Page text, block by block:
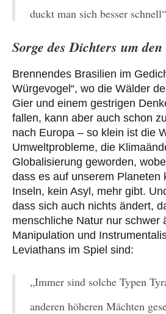
duckt man sich besser schnell“
Sorge des Dichters um
Brennendes Brasilien im
Würgevogel“, wo die Wälder
Gier und einem gestrigen
fallen, kann aber auch schon
nach Europa ‒ so klein ist die
Umweltprobleme, die
Globalisierung geworden,
dass es auf unserem Planeten
Inseln, kein Asyl, mehr gibt.
dass sich auch nichts ändert,
menschliche Natur nur schwer
Manipulation und
Leviathans im Spiel sind:
„Immer sind solche Typen
anderen höheren Mächten